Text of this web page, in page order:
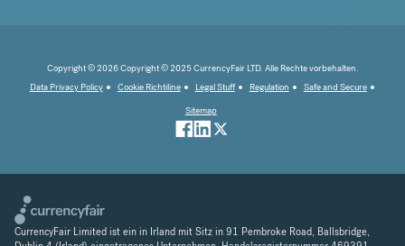
Copyright © 2026 Copyright © 2025 CurrencyFair LTD. Alle Rechte vorbehalten.
Data Privacy Policy
Cookie Richtiline Legal Stuff Regulation
Safe and Secure
Sitemap
CurrencyFair Limited ist ein in Irland mit Sitz in 91 Pembroke Road, Ballsbridge,